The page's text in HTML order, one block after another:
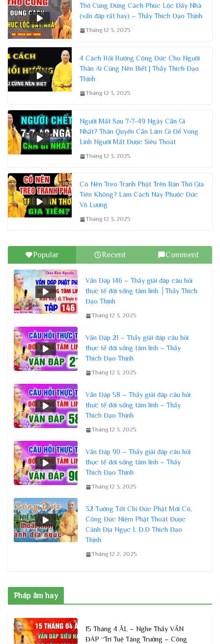
Thờ Cúng Đúng Cách Phúc Lộc Đầy Nhà
(vấn đáp rất hay) – Thầy Thích Đạo Thịnh
Tháng 12 3, 2025
4 Cách Hồi Hướng Công Đức Cho Người
Thân Ai Cũng Nên Biết | Thầy Thích Đạo
Thịnh
Tháng 12 3, 2025
Người Mất Sau 7-7-49 Ngày Cần Gì
Nhất? Thân Quyến Cần Làm Gì Để Vong
Linh Người Mất Được Siêu Thoát
Tháng 12 3, 2025
Có Nên Treo Tranh Phật Trên Bàn Thờ Gia
Tiên Không? Làm Cách Này Phước Đức
Vô Lượng
Tháng 12 3, 2025
Popular Recent Comment
Vấn Đáp 146 – Thầy giải đáp câu hỏi
thực tế đời sống tâm linh │Thầy Thích
Đạo Thịnh
Tháng 12 3, 2025
Vấn Đáp 21 – Thầy giải đáp câu hỏi
thực tế đời sống tâm linh – Thầy
Thích Đạo Thịnh
Tháng 12 3, 2025
Vấn Đáp 58 – Thầy giải đáp câu hỏi
thực tế đời sống tâm linh – Thầy
Thích Đạo Thịnh
Tháng 12 3, 2025
Vấn Đáp 90 – Thầy giải đáp câu hỏi
thực tế đời sống tâm linh – Thầy
Thích Đạo Thịnh
Tháng 12 3, 2025
32 Tướng Tốt Chỉ Đức Phật Mới Có,
Công Đức Niệm Phật Thoát Được
Cảnh Địa Ngục L Đ.Đ Thích Đạo
Thịnh
Tháng 12 2, 2025
Pháp âm hay
15 Tháng 4 ÂL – Nghe Thầy VẤN
ĐÁP “Trí Tuệ Tăng Trưởng – Công